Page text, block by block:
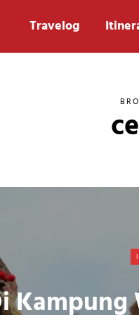
Travelog
Kampung